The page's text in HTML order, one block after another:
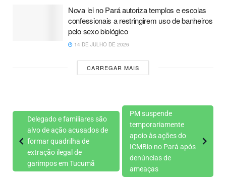
Nova lei no Pará autoriza templos e escolas
confessionais a restringirem uso de banheiros
pelo sexo biológico
14 DE JULHO DE 2026
CARREGAR MAIS
Delegado e familiares são
alvo de ação acusados de
formar quadrilha de
extração ilegal de
garimpos em Tucumã
PM suspende
temporariamente
apoio às ações do
ICMBio no Pará após
denúncias de
ameaças